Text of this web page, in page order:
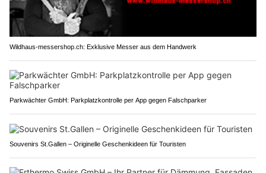
Wildhaus-messershop.ch: Exklusive Messer aus dem Handwerk
Parkwächter GmbH: Parkplatzkontrolle per App gegen Falschparker
Souvenirs St.Gallen – Originelle Geschenkideen für Touristen